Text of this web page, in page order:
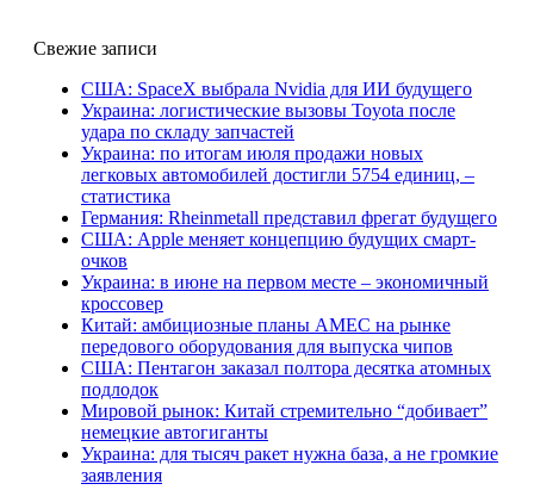
Свежие записи
США: SpaceX выбрала Nvidia для ИИ будущего
Украина: логистические вызовы Toyota после
удара по складу запчастей
Украина: по итогам июля продажи новых
легковых автомобилей достигли 5754 единиц, –
статистика
Германия: Rheinmetall представил фрегат будущего
США: Apple меняет концепцию будущих смарт-
очков
Украина: в июне на первом месте – экономичный
кроссовер
Китай: амбициозные планы AMEC на рынке
передового оборудования для выпуска чипов
США: Пентагон заказал полтора десятка атомных
подлодок
Мировой рынок: Китай стремительно “добивает”
немецкие автогиганты
Украина: для тысяч ракет нужна база, а не громкие
заявления